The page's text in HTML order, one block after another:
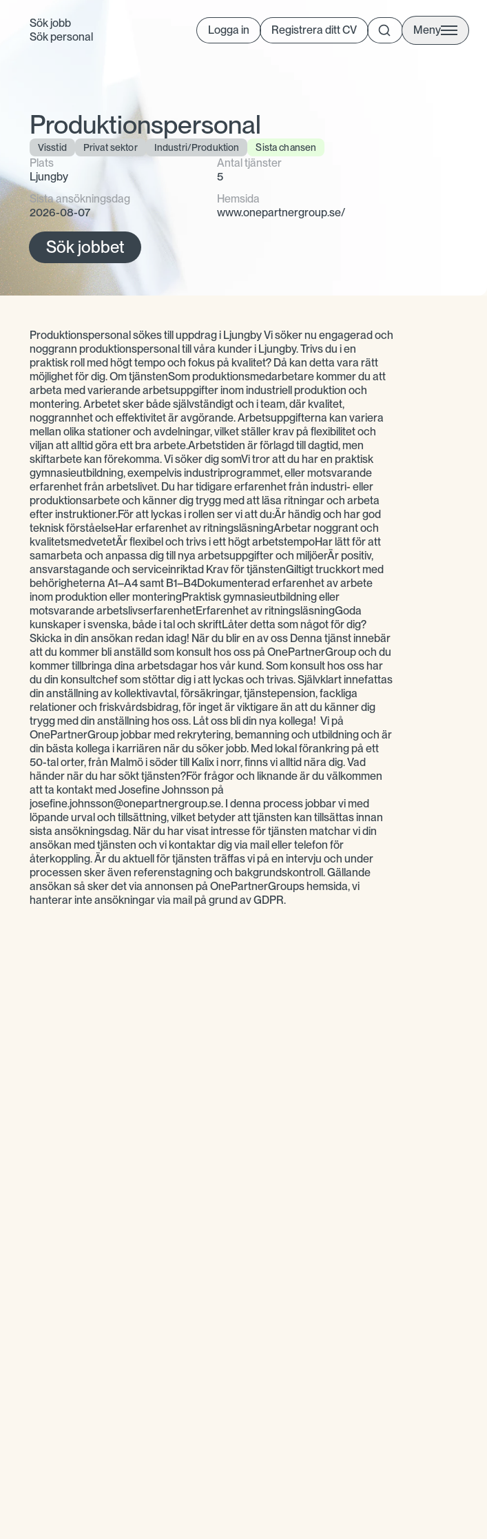
Sök jobb
Sök personal
Logga in Registrera ditt CV Meny
Produktionspersonal
Visstid Privat sektor Industri/Produktion Sista chansen
Plats
Ljungby
Antal tjänster
5
Sista ansökningsdag
2026-08-07
Hemsida
www.onepartnergroup.se/
Sök jobbet
Produktionspersonal sökes till uppdrag i Ljungby Vi söker nu engagerad och
noggrann produktionspersonal till våra kunder i Ljungby. Trivs du i en
praktisk roll med högt tempo och fokus på kvalitet? Då kan detta vara rätt
möjlighet för dig. Om tjänstenSom produktionsmedarbetare kommer du att
arbeta med varierande arbetsuppgifter inom industriell produktion och
montering. Arbetet sker både självständigt och i team, där kvalitet,
noggrannhet och effektivitet är avgörande. Arbetsuppgifterna kan variera
mellan olika stationer och avdelningar, vilket ställer krav på flexibilitet och
viljan att alltid göra ett bra arbete.Arbetstiden är förlagd till dagtid, men
skiftarbete kan förekomma. Vi söker dig somVi tror att du har en praktisk
gymnasieutbildning, exempelvis industriprogrammet, eller motsvarande
erfarenhet från arbetslivet. Du har tidigare erfarenhet från industri- eller
produktionsarbete och känner dig trygg med att läsa ritningar och arbeta
efter instruktioner.För att lyckas i rollen ser vi att du:Är händig och har god
teknisk förståelseHar erfarenhet av ritningsläsningArbetar noggrant och
kvalitetsmedvetetÄr flexibel och trivs i ett högt arbetstempoHar lätt för att
samarbeta och anpassa dig till nya arbetsuppgifter och miljöerÄr positiv,
ansvarstagande och serviceinriktad Krav för tjänstenGiltigt truckkort med
behörigheterna A1–A4 samt B1–B4Dokumenterad erfarenhet av arbete
inom produktion eller monteringPraktisk gymnasieutbildning eller
motsvarande arbetslivserfarenhetErfarenhet av ritningsläsningGoda
kunskaper i svenska, både i tal och skriftLåter detta som något för dig?
Skicka in din ansökan redan idag! När du blir en av oss Denna tjänst innebär
att du kommer bli anställd som konsult hos oss på OnePartnerGroup och du
kommer tillbringa dina arbetsdagar hos vår kund. Som konsult hos oss har
du din konsultchef som stöttar dig i att lyckas och trivas. Självklart innefattas
din anställning av kollektivavtal, försäkringar, tjänstepension, fackliga
relationer och friskvårdsbidrag, för inget är viktigare än att du känner dig
trygg med din anställning hos oss. Låt oss bli din nya kollega! Vi på
OnePartnerGroup jobbar med rekrytering, bemanning och utbildning och är
din bästa kollega i karriären när du söker jobb. Med lokal förankring på ett
50-tal orter, från Malmö i söder till Kalix i norr, finns vi alltid nära dig. Vad
händer när du har sökt tjänsten?För frågor och liknande är du välkommen
att ta kontakt med Josefine Johnsson på
josefine.johnsson@onepartnergroup.se. I denna process jobbar vi med
löpande urval och tillsättning, vilket betyder att tjänsten kan tillsättas innan
sista ansökningsdag. När du har visat intresse för tjänsten matchar vi din
ansökan med tjänsten och vi kontaktar dig via mail eller telefon för
återkoppling. Är du aktuell för tjänsten träffas vi på en intervju och under
processen sker även referenstagning och bakgrundskontroll. Gällande
ansökan så sker det via annonsen på OnePartnerGroups hemsida, vi
hanterar inte ansökningar via mail på grund av GDPR.